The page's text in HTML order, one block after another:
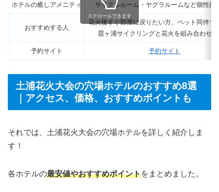
ホテルの癒しアメニティ サイクルルーム・ヤグラルームなど個性的
おすすめする人
花火後すぐ部屋に戻りたい方、ペット同伴で
霞ヶ浦サイクリングと花火を組み合わせ
予約サイト 予約サイト
スクロールできます
土浦花火大会の穴場ホテルのおすすめ8選
｜アクセス、価格、おすすめポイントも
それでは、土浦花火大会の穴場ホテルを詳しく紹介しま
す！
各ホテルの最安値やおすすめポイントをまとめました。